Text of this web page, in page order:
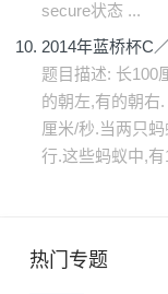
secure状态 ...
2014年蓝桥杯C
题目描述: 长100
的朝左,有的朝右
厘米/秒.当两只
行.这些蚂蚁中,
热门专题